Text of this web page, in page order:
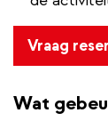
Vraag
Wat